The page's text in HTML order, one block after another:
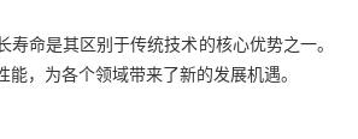
寿命是其区别于传统技术的核心优势之一。
，为各个领域带来了新的发展机遇。